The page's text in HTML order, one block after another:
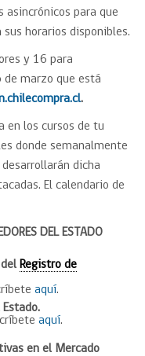
asincrónicos para que
horarios disponibles.
y 16 para
de marzo que está
.
en los cursos de tu
donde semanalmente
dicha
El calendario de
DEL ESTADO
Registro de
aquí.
aquí.
en el Mercado